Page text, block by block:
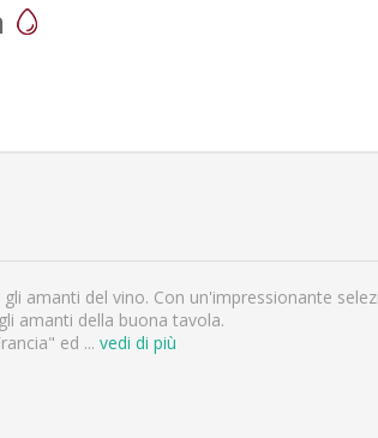
amanti del vino. Con un'impressionante
amanti della buona tavola.
ed ... vedi di più